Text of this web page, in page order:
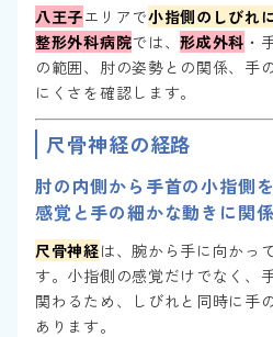
八王子エリアで小指側のしびれ
整形外科病院では、形成外科 ・
の範囲、肘の姿勢との関係、手
にくさを確認します。
尺骨神経の経路
肘の内側から手首の小指側
感覚と手の細かな動きに関
尺骨神経は、腕から手に向かっ
す。小指側の感覚だけでなく、
関わるため、しびれと同時に手
あります。